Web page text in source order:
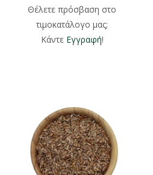
Θέλετε πρόσβαση στο
τιμοκατάλογο μας;
Κάντε Εγγραφή!